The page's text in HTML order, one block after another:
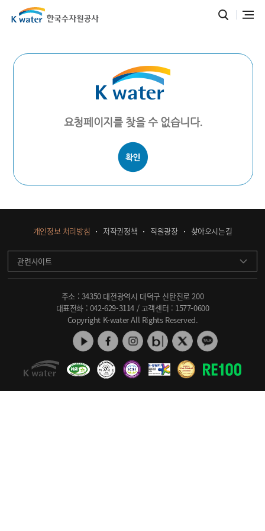
요청페이지를 찾을 수 없습니다.
개인정보 처리방침 저작권정책 직원광장 찾아오시는길
관련사이트
주소 : 34350 대전광역시 대덕구 신탄진로 200
대표전화 : 042-629-3114 / 고객센터 : 1577-0600
Copyright K-water All Rights Reserved.